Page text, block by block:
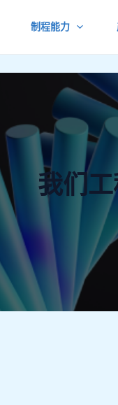
制程能力
我们